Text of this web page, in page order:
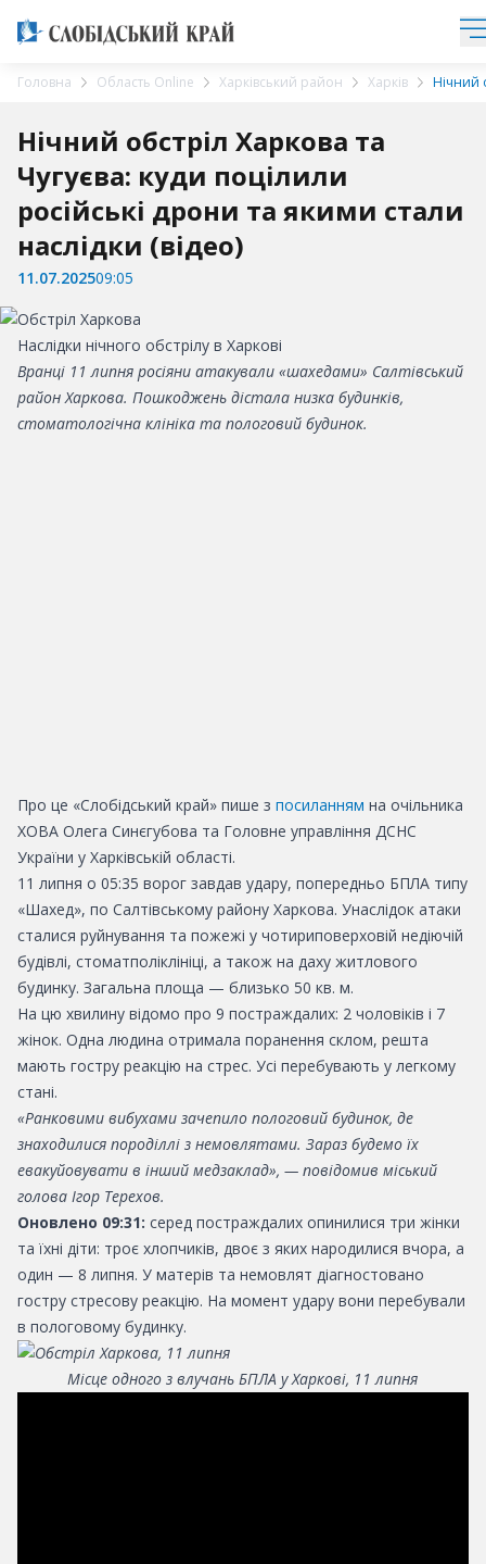
Головна Область Online Харківський район Харків Нічний
Нічний обстріл Харкова та
Чугуєва: куди поцілили
російські дрони та якими стали
наслідки (відео)
11.07.202509:05
Наслідки нічного обстрілу в Харкові
Вранці 11 липня росіяни атакували «шахедами» Салтівський
район Харкова. Пошкоджень дістала низка будинків,
стоматологічна клініка та пологовий будинок.
Про це «Слобідський край» пише з посиланням на очільника
ХОВА Олега Синєгубова та Головне управління ДСНС
України у Харківській області.
11 липня о 05:35 ворог завдав удару, попередньо БПЛА типу
«Шахед», по Салтівському району Харкова. Унаслідок атаки
сталися руйнування та пожежі у чотириповерховій недіючій
будівлі, стоматполіклініці, а також на даху житлового
будинку. Загальна площа — близько 50 кв. м.
На цю хвилину відомо про 9 постраждалих: 2 чоловіків і 7
жінок. Одна людина отримала поранення склом, решта
мають гостру реакцію на стрес. Усі перебувають у легкому
стані.
«Ранковими вибухами зачепило пологовий будинок, де
знаходилися породіллі з немовлятами. Зараз будемо їх
евакуйовувати в інший медзаклад», — повідомив міський
голова Ігор Терехов.
Оновлено 09:31: серед постраждалих опинилися три жінки
та їхні діти: троє хлопчиків, двоє з яких народилися вчора, а
один — 8 липня. У матерів та немовлят діагностовано
гостру стресову реакцію. На момент удару вони перебували
в пологовому будинку.
Місце одного з влучань БПЛА у Харкові, 11 липня